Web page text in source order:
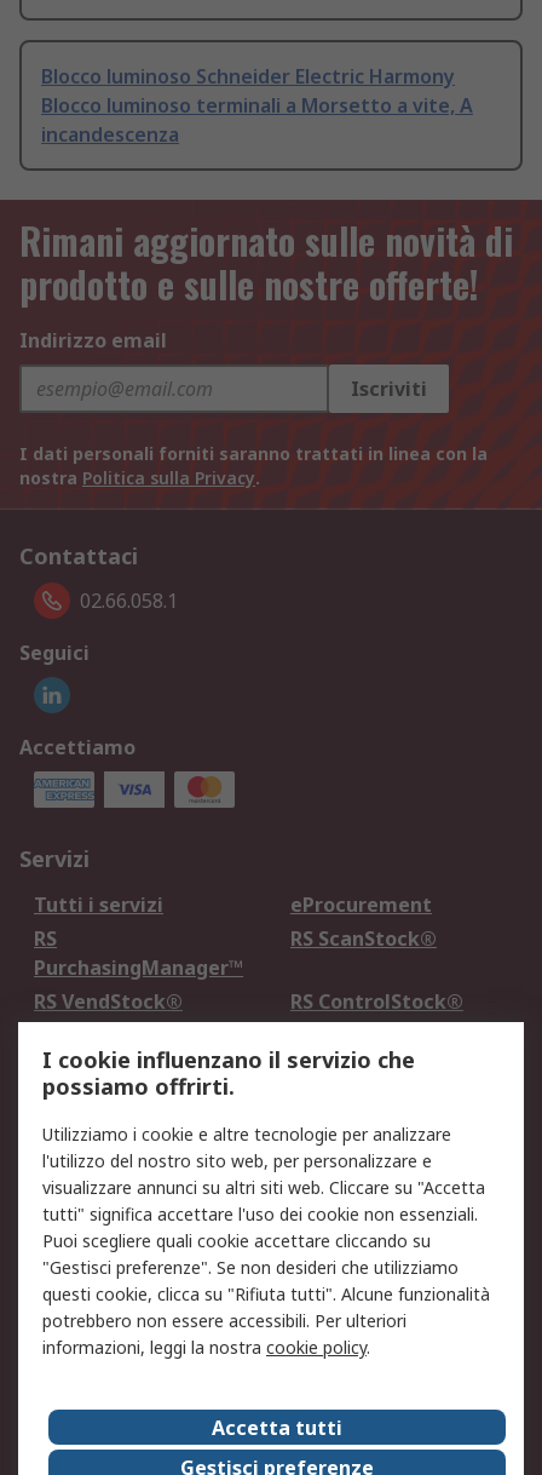
Blocco luminoso Schneider Electric Harmony
Blocco luminoso terminali a Morsetto a vite, A
incandescenza
Rimani aggiornato sulle novità di
prodotto e sulle nostre offerte!
Indirizzo email
Iscriviti
I dati personali forniti saranno trattati in linea con la
nostra Politica sulla Privacy.
Contattaci
02.66.058.1
Seguici
Accettiamo
Servizi
Tutti i servizi
eProcurement
RS
PurchasingManager™
RS ScanStock®
RS VendStock®
RS ControlStock®
Legale
Informativa Cookie
Informativa Privacy -
Aggiornata
Email Security
Termini d'uso
Condizioni di vendita
Condizioni generali di
servizio
Etica e responsabilità
Chi Siamo
Chi Siamo
Contattaci
Supporto
ESG
I cookie influenzano il servizio che
possiamo offrirti.
Utilizziamo i cookie e altre tecnologie per analizzare
l'utilizzo del nostro sito web, per personalizzare e
visualizzare annunci su altri siti web. Cliccare su "Accetta
tutti" significa accettare l'uso dei cookie non essenziali.
Puoi scegliere quali cookie accettare cliccando su
"Gestisci preferenze". Se non desideri che utilizziamo
questi cookie, clicca su "Rifiuta tutti". Alcune funzionalità
potrebbero non essere accessibili. Per ulteriori
informazioni, leggi la nostra cookie policy.
Accetta tutti
Gestisci preferenze